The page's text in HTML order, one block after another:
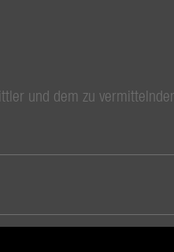
und dem zu